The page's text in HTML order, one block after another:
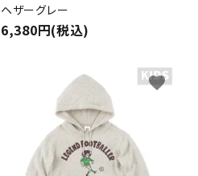
ヘザーグレー
6,380円(税込)
favorite